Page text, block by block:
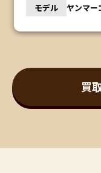
モデル ヤンマ
買